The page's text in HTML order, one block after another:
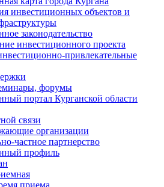
инвестиционных объектов и
законодательство
инвестиционного проекта
привлекательные
форумы
портал Курганской области
связи
организации
частное партнерство
профиль
приема